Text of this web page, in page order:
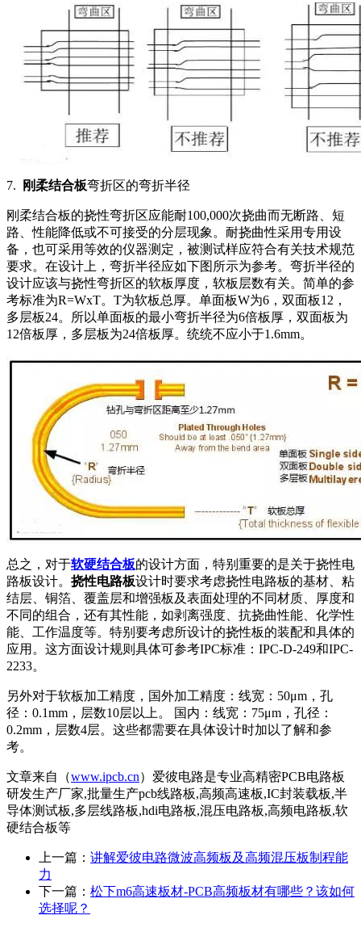
7. 刚柔结合板弯折区的弯折半径
刚柔结合板的挠性弯折区应能耐100,000次挠曲而无断路、短
路、性能降低或不可接受的分层现象。耐挠曲性采用专用设
备，也可采用等效的仪器测定，被测试样应符合有关技术规范
要求。在设计上，弯折半径应如下图所示为参考。弯折半径的
设计应该与挠性弯折区的软板厚度，软板层数有关。简单的参
考标准为R=WxT。T为软板总厚。单面板W为6，双面板12，
多层板24。所以单面板的最小弯折半径为6倍板厚，双面板为
12倍板厚，多层板为24倍板厚。统统不应小于1.6mm。
总之，对于软硬结合板的设计方面，特别重要的是关于挠性电
路板设计。 挠性电路板设计时要求考虑挠性电路板的基材、粘
结层、铜箔、覆盖层和增强板及表面处理的不同材质、厚度和
不同的组合，还有其性能，如剥离强度、抗挠曲性能、化学性
能、工作温度等。特别要考虑所设计的挠性板的装配和具体的
应用。这方面设计规则具体可参考IPC标准：IPC-D-249和IPC-
2233。
另外对于软板加工精度，国外加工精度：线宽：50μm，孔
径：0.1mm，层数10层以上。 国内：线宽：75μm，孔径：
0.2mm，层数4层。这些都需要在具体设计时加以了解和参
考。
文章来自（www.ipcb.cn）爱彼电路是专业高精密PCB电路板
研发生产厂家,批量生产pcb线路板,高频高速板,IC封装载板,半
导体测试板,多层线路板,hdi电路板,混压电路板,高频电路板,软
硬结合板等
上一篇： 讲解爱彼电路微波高频板及高频混压板制程能
力
下一篇： 松下m6高速板材-PCB高频板材有哪些？该如何
选择呢？